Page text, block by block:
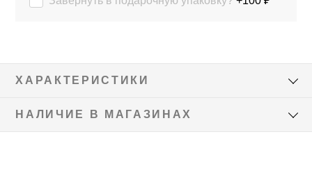
ХАРАКТЕРИСТИКИ
НАЛИЧИЕ В МАГАЗИНАХ